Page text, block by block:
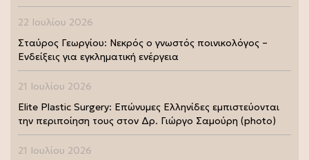
22 Ιουλίου 2026
Σταύρος Γεωργίου: Νεκρός ο γνωστός ποινικολόγος –
Ενδείξεις για εγκληματική ενέργεια
21 Ιουλίου 2026
Elite Plastic Surgery: Επώνυμες Ελληνίδες εμπιστεύονται
την περιποίηση τους στον Δρ. Γιώργο Σαμούρη (photo)
21 Ιουλίου 2026